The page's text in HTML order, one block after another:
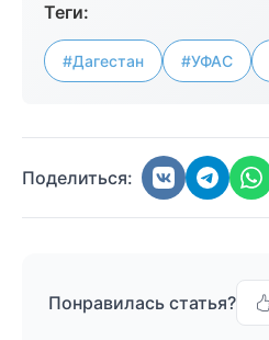
Теги:
#Дагестан #УФАС
Поделиться:
Понравилась статья?